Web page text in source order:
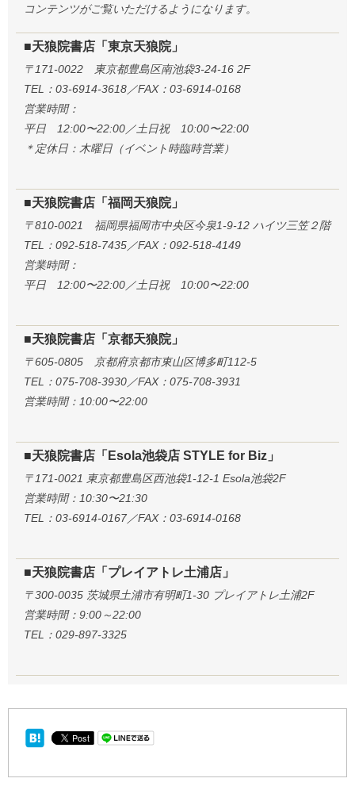
コンテンツがご覧いただけるようになります。
■天狼院書店「東京天狼院」
〒171-0022 東京都豊島区南池袋3-24-16 2F
TEL：03-6914-3618／FAX：03-6914-0168
営業時間：
平日 12:00〜22:00／土日祝 10:00〜22:00
＊定休日：木曜日（イベント時臨時営業）
■天狼院書店「福岡天狼院」
〒810-0021 福岡県福岡市中央区今泉1-9-12 ハイツ三笠２階
TEL：092-518-7435／FAX：092-518-4149
営業時間：
平日 12:00〜22:00／土日祝 10:00〜22:00
■天狼院書店「京都天狼院」
〒605-0805 京都府京都市東山区博多町112-5
TEL：075-708-3930／FAX：075-708-3931
営業時間：10:00〜22:00
■天狼院書店「Esola池袋店 STYLE for Biz」
〒171-0021 東京都豊島区西池袋1-12-1 Esola池袋2F
営業時間：10:30〜21:30
TEL：03-6914-0167／FAX：03-6914-0168
■天狼院書店「プレイアトレ土浦店」
〒300-0035 茨城県土浦市有明町1-30 プレイアトレ土浦2F
営業時間：9:00～22:00
TEL：029-897-3325